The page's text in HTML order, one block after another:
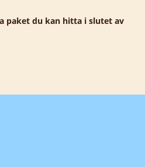
paket du kan hitta i slutet av